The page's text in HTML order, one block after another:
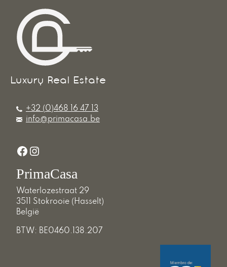
+32 (0)468 16 47 13
info@primacasa.be
Facebook
Instagram
PrimaCasa
Waterlozestraat 29
3511 Stokrooie (Hasselt)
België
BTW: BE0460.138.207